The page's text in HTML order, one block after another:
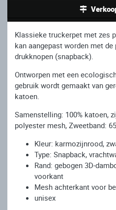
Klassieke truckerpet met zes
kan aangepast worden met
drukknopen (snapback).
Ontworpen met een
gebruik wordt gemaakt van
katoen.
Samenstelling: 100% katoen,
polyester mesh, Zweetband:
Kleur: karmozijnrood,
Type: Snapback,
Rand: gebogen 3D-
voorkant
Mesh achterkant voor
unisex